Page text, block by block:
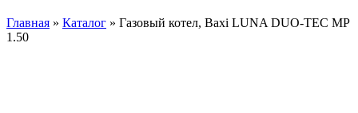
Главная » Каталог » Газовый котел, Baxi LUNA DUO-TEC MP
1.50